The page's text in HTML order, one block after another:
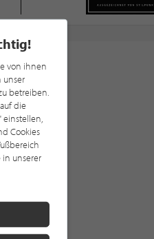
von ihnen
unser
betreiben.
die
einstellen,
Cookies
in unserer